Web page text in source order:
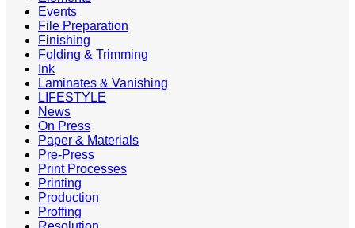
Events
File Preparation
Finishing
Folding & Trimming
Ink
Laminates & Vanishing
LIFESTYLE
News
On Press
Paper & Materials
Pre-Press
Print Processes
Printing
Production
Proffing